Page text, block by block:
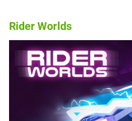
Rider Worlds